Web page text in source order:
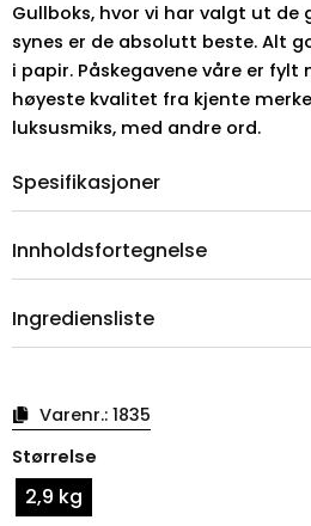
Gullboks, hvor vi har valgt ut de
synes er de absolutt beste. Alt
i papir. Påskegavene våre er fylt
høyeste kvalitet fra kjente
luksusmiks, med andre ord.
Spesifikasjoner
Innholdsfortegnelse
Ingrediensliste
Varenr.: 1835
Størrelse
2,9 kg
påskeeske
med
vindu